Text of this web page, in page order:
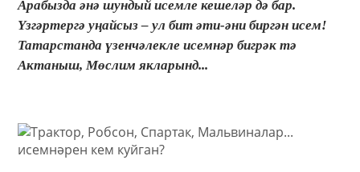
Арабызда әнә шундый исемле кешеләр дә бар.
Үзгәртергә уңайсыз – ул бит әти-әни биргән исем!
Татарстанда үзенчәлекле исемнәр бигрәк тә
Актаныш, Мөслим якларынд...